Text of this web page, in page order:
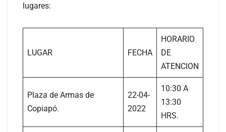
lugares:
LUGAR FECHA
HORARIO
DE
ATENCION
Plaza de Armas de
Copiapó.
22-04-
2022
10:30 A
13:30
HRS.